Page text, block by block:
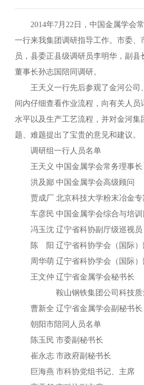
2014年7月22日，中国金属学会常
一行来我集团调研指导工作。市委、
员，县委正县级调研员李明华，副县
董事长孙志国陪同调研。
王天义一行先后参观了金河公司
间内仔细查看作业流程，向有关人员
水平以及生产工艺流程，并对金河集
题、难题提出了宝贵的意见和建议。
调研组一行人员名单
王天义 中国金属学会常务理事长
洪及鄙 中国金属学会高级顾问
贾成厂 北京科技大学粉末冶金专
车彦民 中国金属学会综合与培训
冯玉沈 辽宁省科协副厅级巡视员
陈 阳 辽宁省科协学会（国际）
周华萌 辽宁省科协学会（国际）
王文仲 辽宁省金属学会秘书长
鞍山钢铁集团公司科技质
曹新全 辽宁省金属学会副秘书长
朝阳市陪同人员名单
陈玉民 市委副秘书长
崔永志 市政府副秘书长
巨海燕 市科协党组书记、主席